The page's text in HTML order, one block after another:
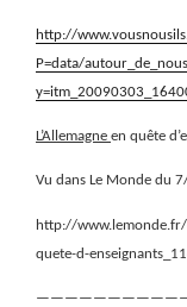
http://
P=data/
L’Allemagne en quête
Vu dans Le Monde du
http://
quete-d-